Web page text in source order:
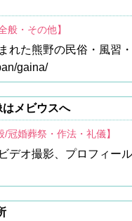
般・その他】
れた熊野の民俗・風
gaina/
メビウスへ
/冠婚葬祭・作法・礼儀】
デオ撮影、プロフィー